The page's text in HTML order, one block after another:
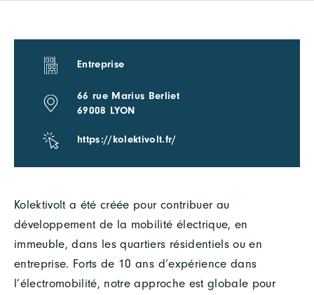
Kolektivolt a été créée pour contribuer au
développement de la mobilité électrique, en
immeuble, dans les quartiers résidentiels ou en
entreprise. Forts de 10 ans d’expérience dans
l’électromobilité, notre approche est globale pour
Entreprise
66 rue Marius Berliet
69008 LYON
https://kolektivolt.fr/